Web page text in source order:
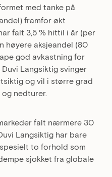
med tanke på
framfor økt
falt 3,5 % hittil i år (per
høyere aksjeandel (80
god avkastning for
Langsiktig svinger
og vil i større grad
nedturer.
falt nærmere 30
Langsiktig har bare
to forhold som
sjokket fra globale